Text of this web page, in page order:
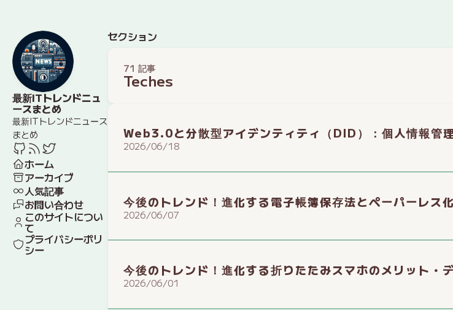
最新ITトレンドニュ
ースまとめ
最新ITトレンドニュース
まとめ
ホーム
アーカイブ
人気記事
お問い合わせ
このサイトについ
て
プライバシーポリ
シー
セクション
71 記事
Teches
Web3.0と分散型アイデンティティ（DID）：個人情報管
2026/06/18
今後のトレンド！進化する電子帳簿保存法とペーパーレス
2026/06/07
今後のトレンド！進化する折りたたみスマホのメリット・
2026/06/01